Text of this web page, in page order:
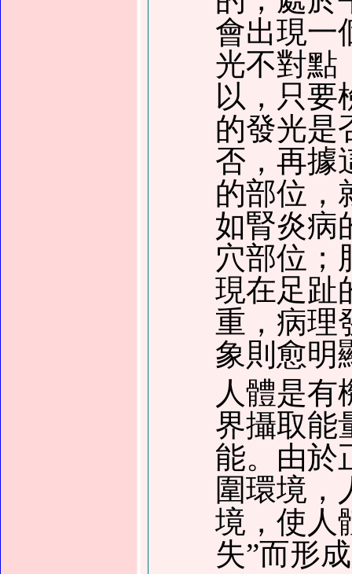
會出現一
光不對點
以，只要
的發光是
否，再據
的部位，
如腎炎病
穴部位；
現在足趾
重，病理
象則愈明
人體是有
界攝取能
能。由於
圍環境，
境，使人
失”而形